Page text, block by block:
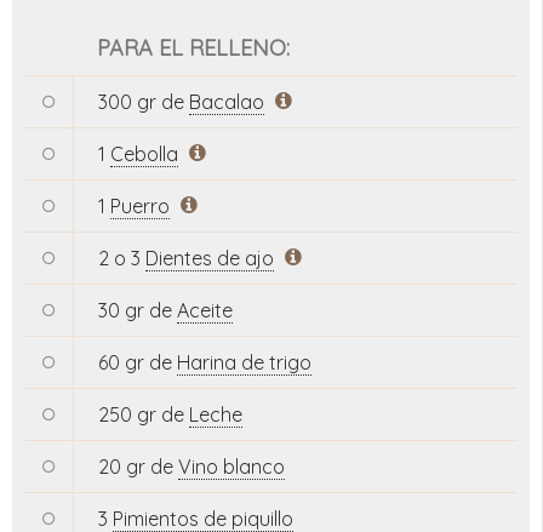
PARA EL RELLENO:
300 gr de Bacalao
1 Cebolla
1 Puerro
2 o 3 Dientes de ajo
30 gr de Aceite
60 gr de Harina de trigo
250 gr de Leche
20 gr de Vino blanco
3 Pimientos de piquillo